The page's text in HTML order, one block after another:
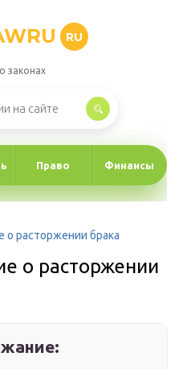
RU
законах
Право Финансы
о расторжении брака
о расторжении